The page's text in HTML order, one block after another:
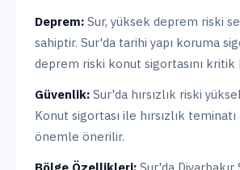
Deprem: Sur, yüksek deprem riski
sahiptir. Sur'da tarihi yapı koruma
deprem riski konut sigortasını kritik
Güvenlik: Sur'da hırsızlık riski
Konut sigortası ile hırsızlık teminatı
önemle önerilir.